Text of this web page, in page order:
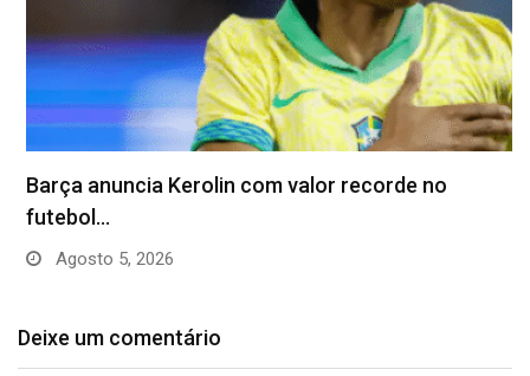
Barça anuncia Kerolin com valor recorde no
futebol…
Agosto 5, 2026
Deixe um comentário